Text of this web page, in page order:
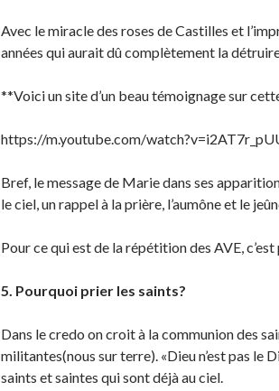
Avec le miracle des roses de Castilles et
années qui aurait dû complètement la
**Voici un site d’un beau témoignage sur
https://m.youtube.com/
Bref, le message de Marie dans ses
le ciel, un rappel à la prière, l’aumône et le
Pour ce qui est de la répétition des AVE,
5. Pourquoi prier les saints?
Dans le credo on croit à la communion des
militantes(nous sur terre). «Dieu n’est pas le
saints et saintes qui sont déjà au ciel.